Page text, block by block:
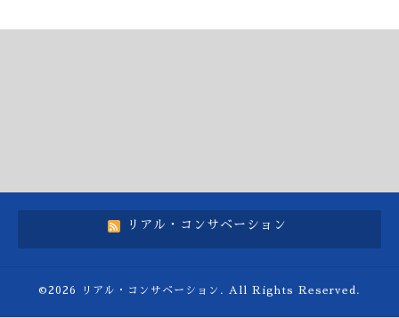
リアル・コンサベーション
©2026 リアル・コンサベーション . All Rights Reserved.